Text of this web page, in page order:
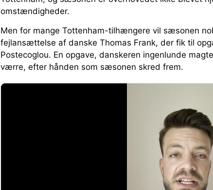
omstændigheder.
Men for mange Tottenham-tilhængere vil sæsonen
fejlansættelse af danske Thomas Frank, der fik til
Postecoglou. En opgave, danskeren ingenlunde
værre, efter hånden som sæsonen skred frem.